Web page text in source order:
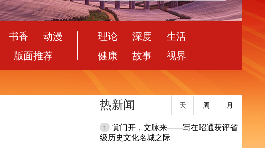
书香
动漫
版面推荐
理论 深度
生活
健康
故事 视界
热新闻 月
周
天
1
黉门开，文脉来——写在昭通获评省
级历史文化名城之际